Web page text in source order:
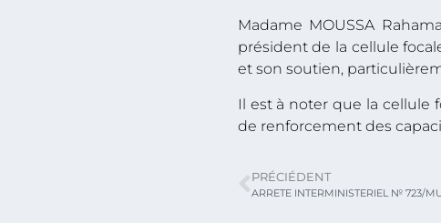
Madame MOUSSA
président de la cellule
et son soutien,
Il est à noter que la cellule
de renforcement des
PRÉCIÉDENT